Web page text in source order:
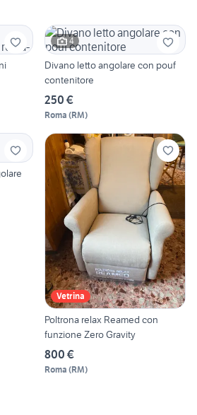
4
Divano letto angolare con pouf
contenitore
250 €
Roma (RM)
Vetrina
Poltrona relax Reamed con
funzione Zero Gravity
800 €
Roma (RM)